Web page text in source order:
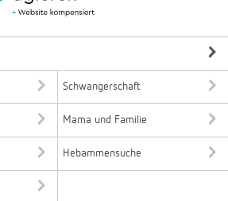
Schwangerschaft
Mama und Familie
Hebammensuche